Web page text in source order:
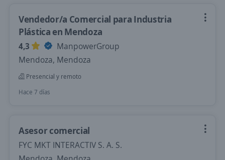
Vendedor/a Comercial para Industria
Plástica en Mendoza
4,3
ManpowerGroup
Mendoza, Mendoza
Presencial y remoto
Hace 7 días
Asesor comercial
FYC MKT INTERACTIV S. A. S.